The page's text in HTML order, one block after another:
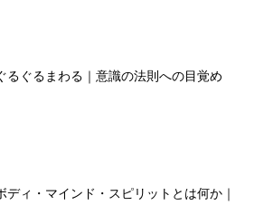
るぐるまわる｜意識の法則への目覚め
ディ・マインド・スピリットとは何か｜